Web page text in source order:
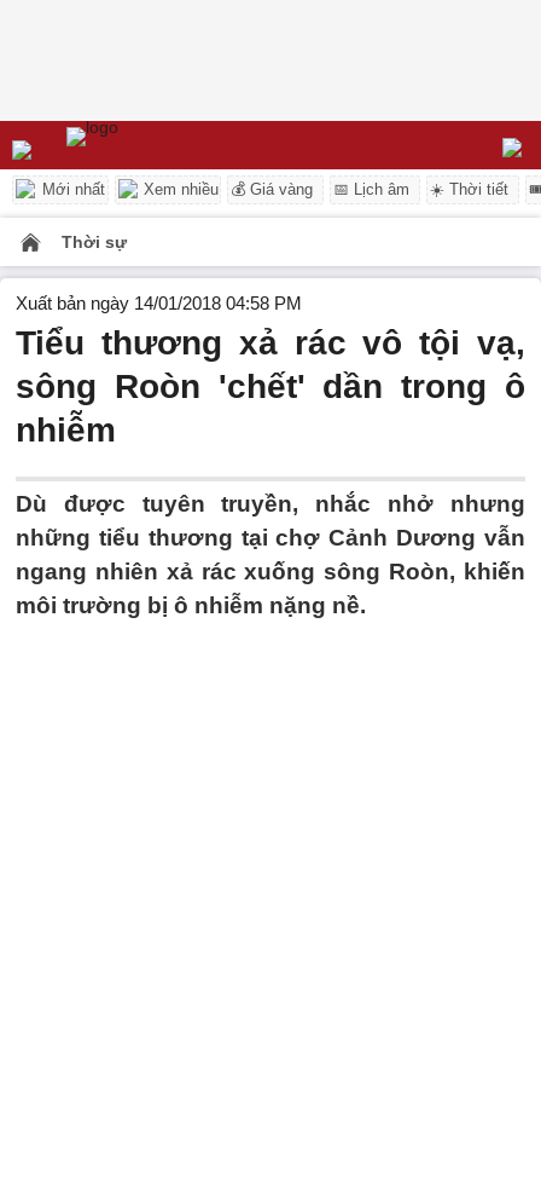
Mới nhất Xem nhiều 💰 Giá vàng 📅 Lịch âm ☀️ Thời tiết
Thời sự
Xuất bản ngày 14/01/2018 04:58 PM
Tiểu thương xả rác vô tội vạ,
sông Roòn 'chết' dần trong ô
nhiễm
Dù được tuyên truyền, nhắc nhở nhưng
những tiểu thương tại chợ Cảnh Dương vẫn
ngang nhiên xả rác xuống sông Roòn, khiến
môi trường bị ô nhiễm nặng nề.